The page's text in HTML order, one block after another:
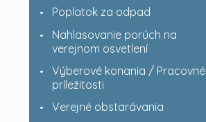
Poplatok za odpad
Nahlasovanie porúch na
verejnom osvetlení
Výberové konania / Pracovné
príležitosti
Verejné obstarávania